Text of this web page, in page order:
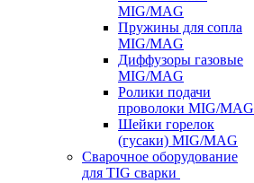
MIG/MAG
Пружины для сопла
MIG/MAG
Диффузоры газовые
MIG/MAG
Ролики подачи
проволоки MIG/MAG
Шейки горелок
(гусаки) MIG/MAG
Сварочное оборудование
для TIG сварки